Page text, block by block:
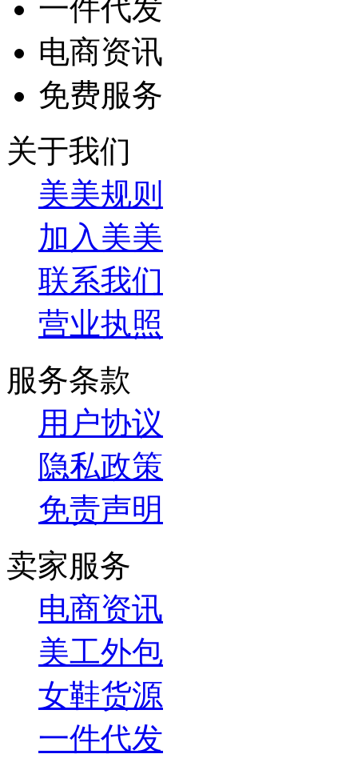
一件代发
电商资讯
免费服务
关于我们
美美规则
加入美美
联系我们
营业执照
服务条款
用户协议
隐私政策
免责声明
卖家服务
电商资讯
美工外包
女鞋货源
一件代发